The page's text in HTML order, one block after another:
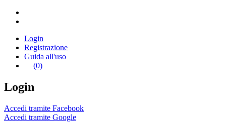
Login
Registrazione
Guida all'uso
(0)
Login
Accedi tramite Facebook
Accedi tramite Google